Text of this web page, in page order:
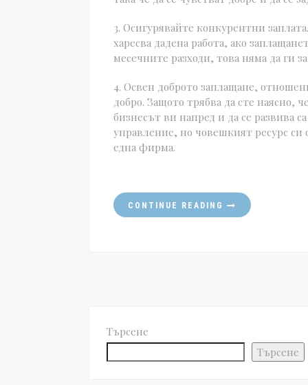
3. Осигурявайте конкурентни
харесва дадена работа, ако
месечните разходи, това няма да ги
4. Освен доброто заплащане,
добро. Защото трябва да сте наясно,
бизнесът ви напред и да се развива
управление, но човешкият ресурс си
една фирма.
CONTINUE READING
Търсене
Търсене